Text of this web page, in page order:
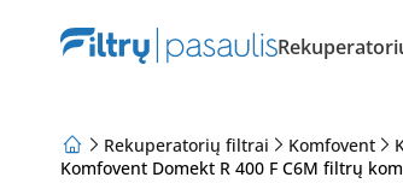
Apie mus
Rekuperatorių filtrai Komfovent
Komfovent Domekt R 400 F C6M filtrų